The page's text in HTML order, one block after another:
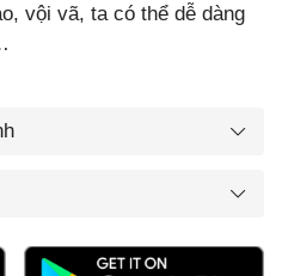
vội vã, ta có thể dễ dàng